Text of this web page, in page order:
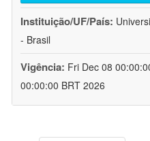
Instituição/UF/País:
- Brasil
Vigência: Fri Dec 08
00:00:00 BRT 2026